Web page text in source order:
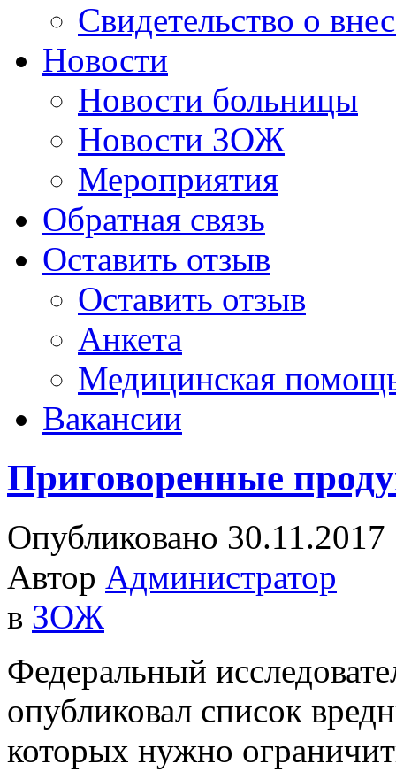
Свидетельство о
Новости
Новости больницы
Новости ЗОЖ
Мероприятия
Обратная связь
Оставить отзыв
Оставить отзыв
Анкета
Медицинская
Вакансии
Приговоренные
Опубликовано 30.11.2017
Автор Администратор
в ЗОЖ
Федеральный
опубликовал список
которых нужно